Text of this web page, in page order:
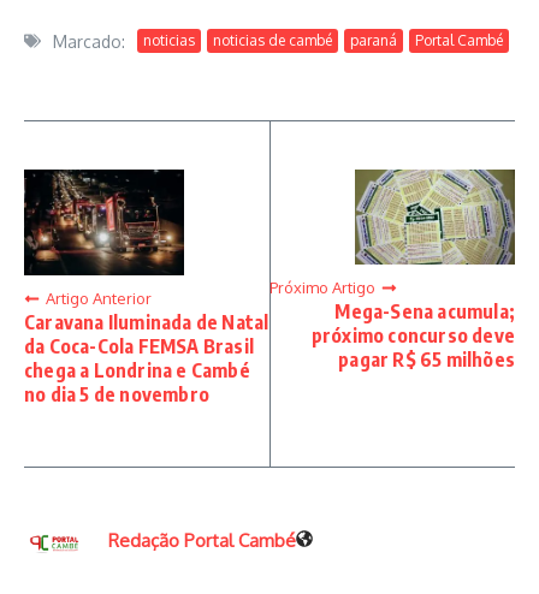
Marcado: noticias noticias de cambé paraná Portal Cambé
Artigo Anterior
Caravana Iluminada de Natal
da Coca-Cola FEMSA Brasil
chega a Londrina e Cambé
no dia 5 de novembro
Próximo Artigo
Mega-Sena acumula;
próximo concurso deve
pagar R$ 65 milhões
Redação Portal Cambé